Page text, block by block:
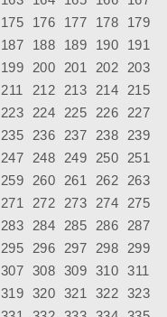
175 176 177 178
179
187 188 189 190
191
199 200 201 202
203
211 212 213 214
215
223 224 225 226
227
235 236 237 238
239
247 248 249 250
251
259 260 261 262
263
271 272 273 274
275
283 284 285 286
287
295 296 297 298
299
307 308 309 310
311
319 320 321 322 323